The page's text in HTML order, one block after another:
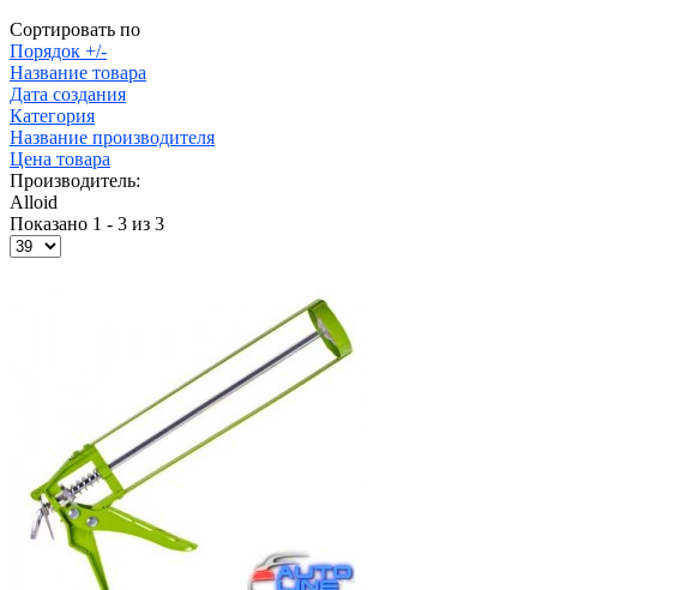
Сортировать по
Порядок +/-
Название товара
Дата создания
Категория
Название производителя
Цена товара
Производитель:
Alloid
Показано 1 - 3 из 3